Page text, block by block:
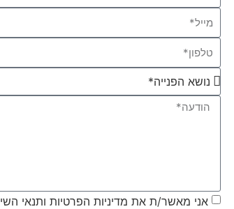
אני מאשר/ת את מדיניות הפרטיות ותנאי